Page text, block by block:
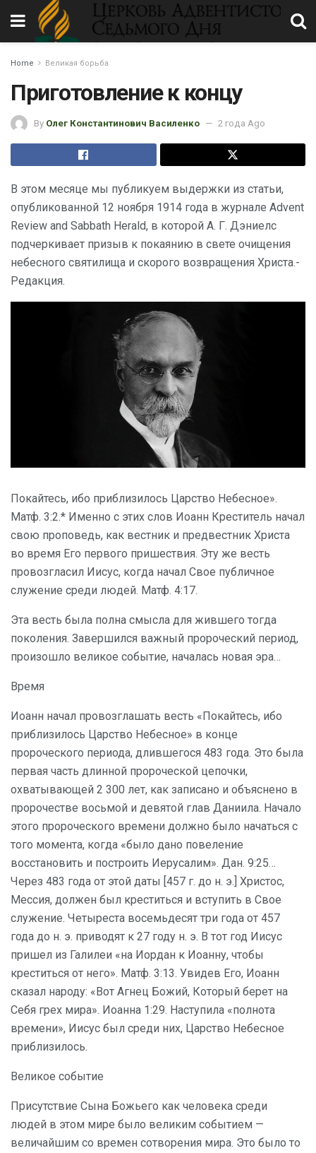
Home Великая борьба
Приготовление к концу
By Олег Константинович Василенко 2 года Ago
В этом месяце мы публикуем выдержки из статьи,
опубликованной 12 ноября 1914 года в журнале Advent
Review and Sabbath Herald, в которой А. Г. Дэниелс
подчеркивает призыв к покаянию в свете очищения
небесного святилища и скорого возвращения Христа.-
Редакция.
Покайтесь, ибо приблизилось Царство Небесное».
Матф. 3:2.* Именно с этих слов Иоанн Креститель начал
свою проповедь, как вестник и предвестник Христа
во время Его первого пришествия. Эту же весть
провозгласил Иисус, когда начал Свое публичное
служение среди людей. Матф. 4:17.
Эта весть была полна смысла для жившего тогда
поколения. Завершился важный пророческий период,
произошло великое событие, началась новая эра…
Время
Иоанн начал провозглашать весть «Покайтесь, ибо
приблизилось Царство Небесное» в конце
пророческого периода, длившегося 483 года. Это была
первая часть длинной пророческой цепочки,
охватывающей 2 300 лет, как записано и объяснено в
пророчестве восьмой и девятой глав Даниила. Начало
этого пророческого времени должно было начаться с
того момента, когда «было дано повеление
восстановить и построить Иерусалим». Дан. 9:25…
Через 483 года от этой даты [457 г. до н. э.] Христос,
Мессия, должен был креститься и вступить в Свое
служение. Четыреста восемьдесят три года от 457
года до н. э. приводят к 27 году н. э. В тот год Иисус
пришел из Галилеи «на Иордан к Иоанну, чтобы
креститься от него». Матф. 3:13. Увидев Его, Иоанн
сказал народу: «Вот Агнец Божий, Который берет на
Себя грех мира». Иоанна 1:29. Наступила «полнота
времени», Иисус был среди них, Царство Небесное
приблизилось.
Великое событие
Присутствие Сына Божьего как человека среди
людей в этом мире было великим событием —
величайшим со времен сотворения мира. Это было то